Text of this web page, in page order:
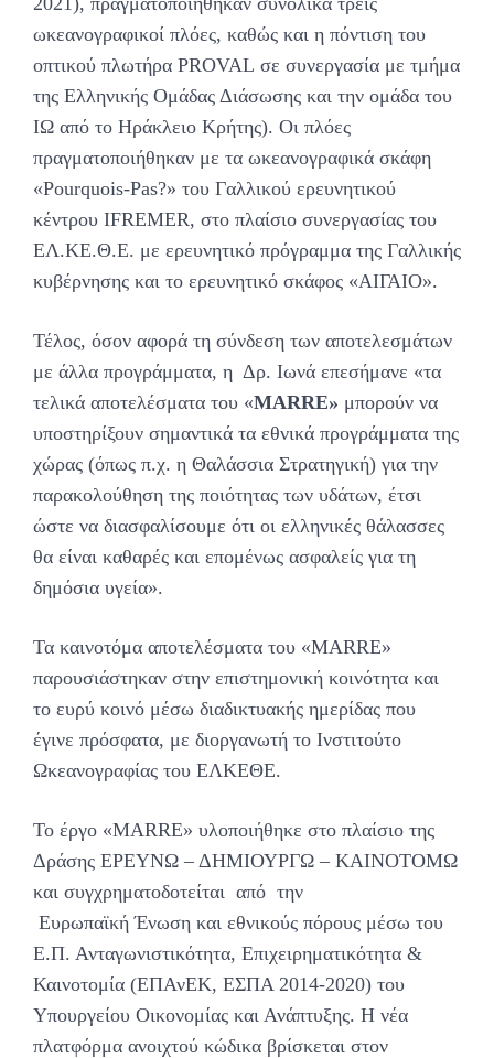
ωκεανογραφικοί πλόες, καθώς και η πόντιση του
οπτικού πλωτήρα PROVAL σε συνεργασία με τμήμα
της Ελληνικής Ομάδας Διάσωσης και την ομάδα του
ΙΩ από το Ηράκλειο Κρήτης). Οι πλόες
πραγματοποιήθηκαν με τα ωκεανογραφικά σκάφη
«Pourquois-Pas?» του Γαλλικού ερευνητικού
κέντρου IFREMER, στο πλαίσιο συνεργασίας του
ΕΛ.ΚΕ.Θ.Ε. με ερευνητικό πρόγραμμα της Γαλλικής
κυβέρνησης και το ερευνητικό σκάφος «ΑΙΓΑΙΟ».
Τέλος, όσον αφορά τη σύνδεση των αποτελεσμάτων
με άλλα προγράμματα, η Δρ. Ιωνά επεσήμανε «τα
τελικά αποτελέσματα του «MARRE» μπορούν να
υποστηρίξουν σημαντικά τα εθνικά προγράμματα της
χώρας (όπως π.χ. η Θαλάσσια Στρατηγική) για την
παρακολούθηση της ποιότητας των υδάτων, έτσι
ώστε να διασφαλίσουμε ότι οι ελληνικές θάλασσες
θα είναι καθαρές και επομένως ασφαλείς για τη
δημόσια υγεία».
Τα καινοτόμα αποτελέσματα του «MARRE»
παρουσιάστηκαν στην επιστημονική κοινότητα και
το ευρύ κοινό μέσω διαδικτυακής ημερίδας που
έγινε πρόσφατα, με διοργανωτή το Ινστιτούτο
Ωκεανογραφίας του ΕΛΚΕΘΕ.
Το έργο «MARRE» υλοποιήθηκε στο πλαίσιο της
Δράσης ΕΡΕΥΝΩ – ΔΗΜΙΟΥΡΓΩ – ΚΑΙΝΟΤΟΜΩ
και συγχρηματοδοτείται από την
Ευρωπαϊκή Ένωση και εθνικούς πόρους μέσω του
Ε.Π. Ανταγωνιστικότητα, Επιχειρηματικότητα &
Καινοτομία (ΕΠΑνΕΚ, ΕΣΠΑ 2014-2020) του
Υπουργείου Οικονομίας και Ανάπτυξης. Η νέα
πλατφόρμα ανοιχτού κώδικα βρίσκεται στον